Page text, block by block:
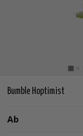
Bumble Hoptimist
Ab